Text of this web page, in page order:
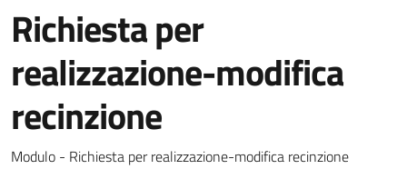
Richiesta per
realizzazione-modifica
recinzione
Dettagli del documento
Modulo - Richiesta per realizzazione-modifica recinzione